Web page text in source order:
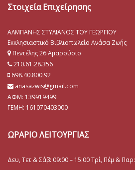
Στοιχεία Επιχείρησης
ΑΛΜΠΑΝΗΣ ΣΤΥΛΙΑΝΟΣ ΤΟΥ ΓΕΩΡΓΙΟΥ
Εκκλησιαστικό Βιβλιοπωλείο Ανάσα Ζωής
Πεντέλης 26 Αμαρούσιο
210.61.28.356
698.40.800.92
anasazwis@gmail.com
ΑΦΜ: 139919499
ΓΕΜΗ: 161070403000
ΩΡΑΡΙΟ ΛΕΙΤΟΥΡΓΙΑΣ
Δευ, Τετ & Σάβ: 09:00 – 15:00 Τρί, Πέμ &